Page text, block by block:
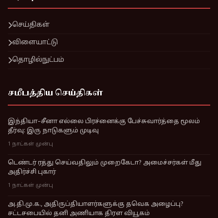
செய்திகள்
விளையாட்டு
தொழில்நுட்பம்
சமீபத்திய செய்திகள்
இந்தியா–சீனா எல்லை பிரச்னைக்கு பேச்சுவார்த்தை மூலம்
தீர்வு: இரு நாடுகளும் முடிவு
1 நாட்கள் முன்பு
டெண்டர் ரத்து செய்வதிலும் முறைகேடா? அமைச்சர்கள் மீது
அதிர்ச்சி புகார்
1 நாட்கள் முன்பு
அ.தி.மு.க., அதிருப்தியாளர்களுக்கு தவெக அழைப்பு?
சட்டசபையில் தனி அணியாக திரள வியூகம்